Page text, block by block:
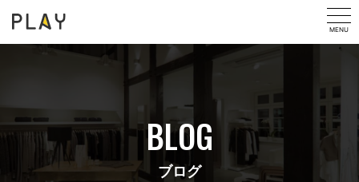
MENU
BLOG
ブログ